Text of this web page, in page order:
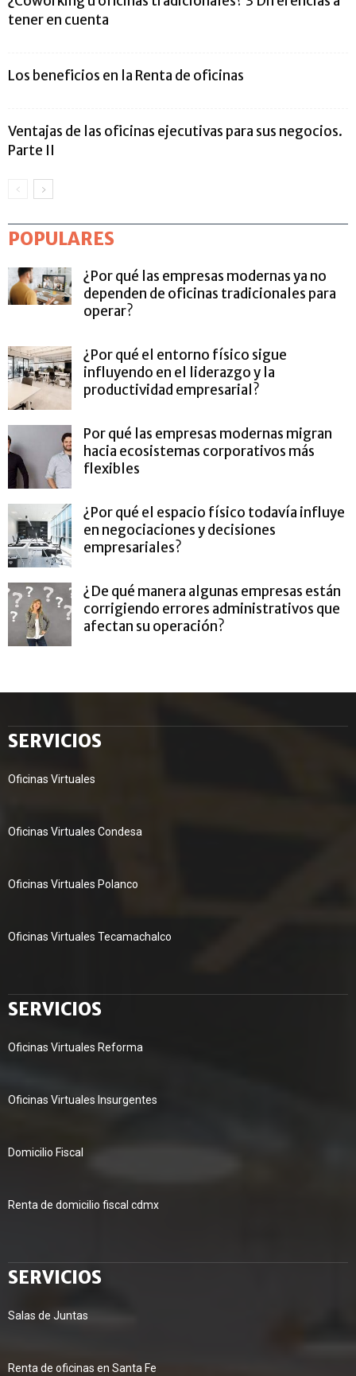
tener en cuenta
Los beneficios en la Renta de oficinas
Ventajas de las oficinas ejecutivas para sus negocios.
Parte II
POPULARES
¿Por qué las empresas modernas ya no
dependen de oficinas tradicionales para
operar?
¿Por qué el entorno físico sigue
influyendo en el liderazgo y la
productividad empresarial?
Por qué las empresas modernas migran
hacia ecosistemas corporativos más
flexibles
¿Por qué el espacio físico todavía influye
en negociaciones y decisiones
empresariales?
¿De qué manera algunas empresas están
corrigiendo errores administrativos que
afectan su operación?
SERVICIOS
Oficinas Virtuales
Oficinas Virtuales Condesa
Oficinas Virtuales Polanco
Oficinas Virtuales Tecamachalco
SERVICIOS
Oficinas Virtuales Reforma
Oficinas Virtuales Insurgentes
Domicilio Fiscal
Renta de domicilio fiscal cdmx
SERVICIOS
Salas de Juntas
Renta de oficinas en Santa Fe